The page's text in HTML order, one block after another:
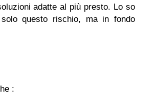
adatte al più presto. Lo so
questo rischio, ma in fondo
: